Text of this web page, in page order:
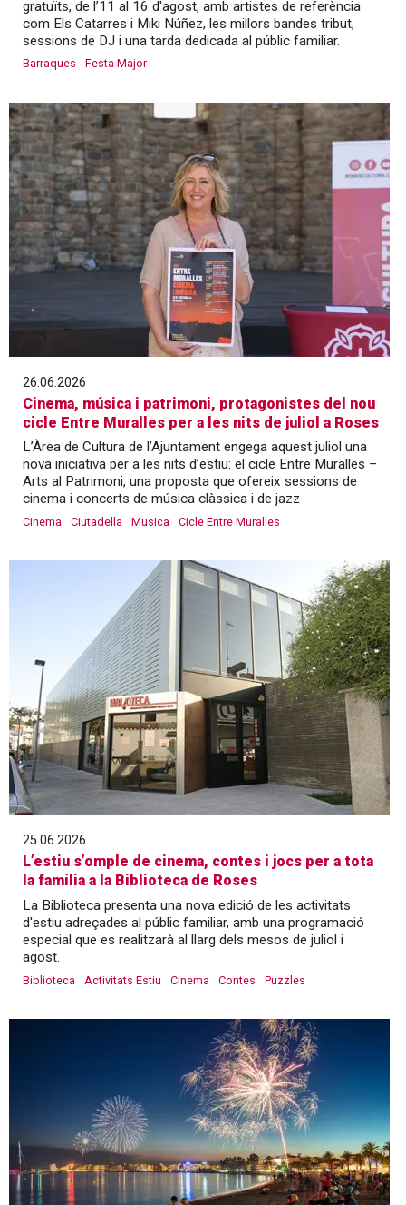
gratuïts, de l’11 al 16 d'agost, amb artistes de referència
com Els Catarres i Miki Núñez, les millors bandes tribut,
sessions de DJ i una tarda dedicada al públic familiar.
Barraques Festa Major
26.06.2026
Cinema, música i patrimoni, protagonistes del nou
cicle Entre Muralles per a les nits de juliol a Roses
L’Àrea de Cultura de l’Ajuntament engega aquest juliol una
nova iniciativa per a les nits d’estiu: el cicle Entre Muralles –
Arts al Patrimoni, una proposta que ofereix sessions de
cinema i concerts de música clàssica i de jazz
Cinema Ciutadella Musica Cicle Entre Muralles
25.06.2026
L’estiu s’omple de cinema, contes i jocs per a tota
la família a la Biblioteca de Roses
La Biblioteca presenta una nova edició de les activitats
d'estiu adreçades al públic familiar, amb una programació
especial que es realitzarà al llarg dels mesos de juliol i
agost.
Biblioteca Activitats Estiu Cinema Contes Puzzles